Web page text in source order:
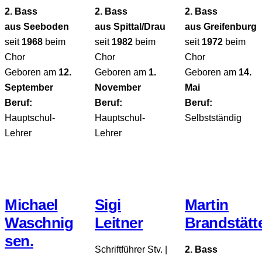
2. Bass
aus Seeboden
seit 1968 beim
Chor
Geboren am 12.
September
Beruf:
Hauptschul-
Lehrer
2. Bass
aus Spittal/Drau
seit 1982beim
Chor
Geboren am 1.
November
Beruf:
Hauptschul-
Lehrer
2. Bass
aus Greifenburg
seit 1972beim
Chor
Geboren am 14.
Mai
Beruf:
Selbstständig
Michael
Waschnig
sen.
Sigi
Leitner
Schriftführer Stv. |
Martin
2. Bass